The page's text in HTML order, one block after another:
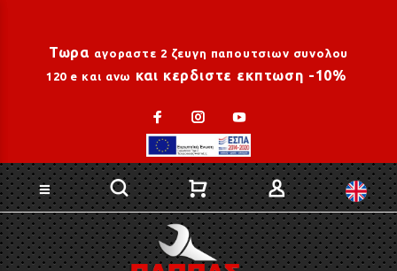
Τωρα αγοραστε 2 ζευγη παπουτσιων συνολου
120 e και ανω και κερδιστε εκπτωση -10%